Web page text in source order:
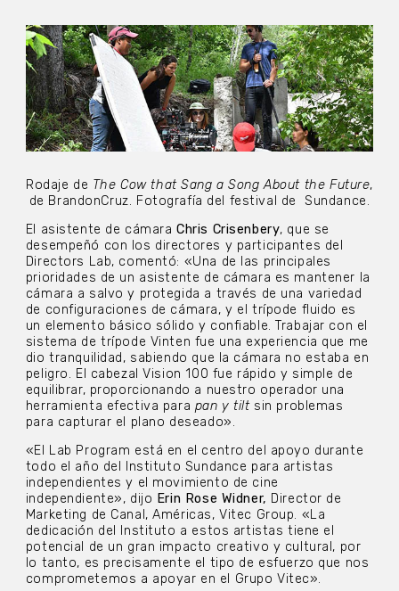
Rodaje de The Cow that Sang a Song About the Future,
de BrandonCruz. Fotografía del festival de Sundance.
El asistente de cámaraChris Crisenbery, que se
desempeñó con los directores y participantes del
Directors Lab, comentó: «Una de las principales
prioridades de un asistente de cámara es mantener la
cámara a salvo y protegida a través de una variedad
de configuraciones de cámara, y el trípode fluido es
un elemento básico sólido y confiable. Trabajar con el
sistema de trípode Vinten fue una experiencia que me
dio tranquilidad, sabiendo que la cámara no estaba en
peligro. El cabezal Vision 100 fue rápido y simple de
equilibrar, proporcionando a nuestro operador una
herramienta efectiva para pan y tiltsin problemas
para capturar el plano deseado».
«El Lab Program está en el centro del apoyo durante
todo el año del Instituto Sundance para artistas
independientes y el movimiento de cine
independiente», dijo Erin Rose Widner, Director de
Marketing de Canal, Américas, Vitec Group. «La
dedicación del Instituto a estos artistas tiene el
potencial de un gran impacto creativo y cultural, por
lo tanto, es precisamente el tipo de esfuerzo que nos
comprometemos a apoyar en el Grupo Vitec».